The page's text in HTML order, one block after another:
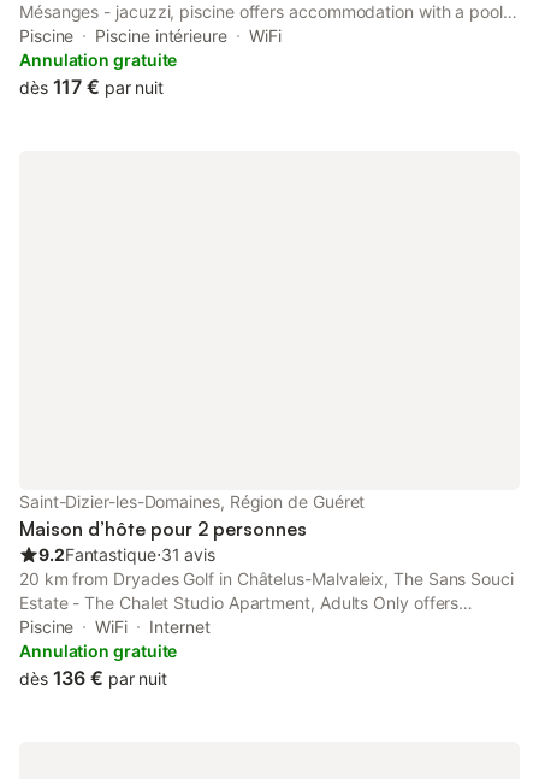
Mésanges - jacuzzi, piscine offers accommodation with a pool
with a view and quiet street views. Spa facilities is available for
guests.
Piscine Piscine intérieure
WiFi
Annulation gratuite
dès 117 € par nuit
Saint-Dizier-les-Domaines, Région de Guéret
Maison d’hôte pour 2 personnes
9.2Fantastique⋅31 avis
20 km from Dryades Golf in Châtelus-Malvaleix, The Sans Souci
Estate - The Chalet Studio Apartment, Adults Only offers
accommodation with access to wellness packages and beauty
services.
Piscine WiFi
Internet
Annulation gratuite
dès 136 € par nuit